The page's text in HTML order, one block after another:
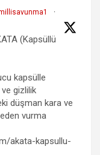
·
(Kapsüllü
kapsülle
gizlilik
düşman kara ve
vurma
akata-kapsullu-